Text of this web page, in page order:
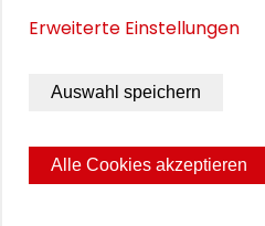
Schutzgebühr: kostenfrei
Erweiterte Einstellungen
Auswahl speichern
Alle Cookies akzeptieren